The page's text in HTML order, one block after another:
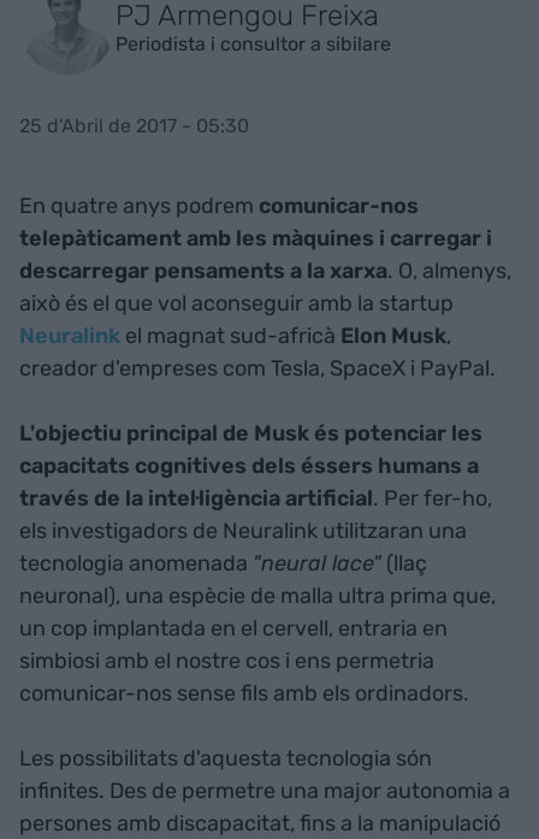
PJ Armengou Freixa
Periodista i consultor a sibilare
25 d'Abril de 2017 - 05:30
En quatre anys podrem comunicar-nos
telepàticament amb les màquines i carregar i
descarregar pensaments a la xarxa. O, almenys,
això és el que vol aconseguir amb la startup
Neuralink el magnat sud-africà Elon Musk,
creador d'empreses com Tesla, SpaceX i PayPal.
L'objectiu principal de Musk és potenciar les
capacitats cognitives dels éssers humans a
través de la intel·ligència artificial. Per fer-ho,
els investigadors de Neuralink utilitzaran una
tecnologia anomenada "neural lace" (llaç
neuronal), una espècie de malla ultra prima que,
un cop implantada en el cervell, entraria en
simbiosi amb el nostre cos i ens permetria
comunicar-nos sense fils amb els ordinadors.
Les possibilitats d'aquesta tecnologia són
infinites. Des de permetre una major autonomia a
persones amb discapacitat, fins a la manipulació